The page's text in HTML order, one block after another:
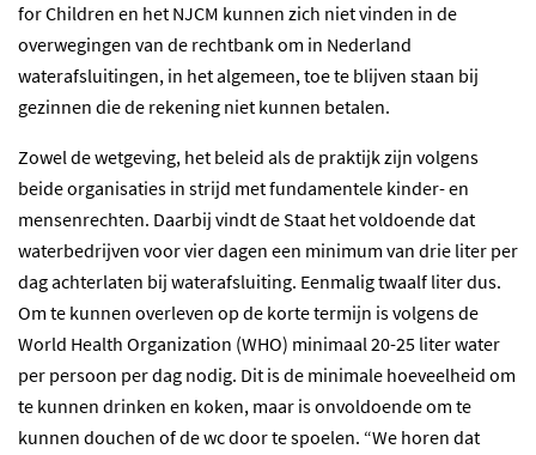
for Children en het NJCM kunnen zich niet vinden in de
overwegingen van de rechtbank om in Nederland
waterafsluitingen, in het algemeen, toe te blijven staan bij
gezinnen die de rekening niet kunnen betalen.
Zowel de wetgeving, het beleid als de praktijk zijn volgens
beide organisaties in strijd met fundamentele kinder- en
mensenrechten. Daarbij vindt de Staat het voldoende dat
waterbedrijven voor vier dagen een minimum van drie liter per
dag achterlaten bij waterafsluiting. Eenmalig twaalf liter dus.
Om te kunnen overleven op de korte termijn is volgens de
World Health Organization (WHO) minimaal 20-25 liter water
per persoon per dag nodig. Dit is de minimale hoeveelheid om
te kunnen drinken en koken, maar is onvoldoende om te
kunnen douchen of de wc door te spoelen. “We horen dat